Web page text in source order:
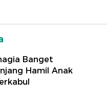
Banget
Hamil Anak